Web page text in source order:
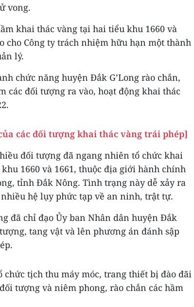
vong.
khai thác vàng tại hai tiểu khu 1660 và
cho Công ty trách nhiệm hữu hạn một thành
lý.
chức năng huyện Đắk G’Long rào chắn,
các đối tượng ra vào, hoạt động khai thác
các đối tượng khai thác vàng trái phép]
đối tượng đã ngang nhiên tổ chức khai
1660 và 1661, thuộc địa giới hành chính
tỉnh Đắk Nông. Tình trạng này dễ xảy ra
hệ lụy phức tạp về an ninh, trật tự.
đã chỉ đạo Ủy ban Nhân dân huyện Đắk
tang vật và lên phương án đánh sập
chức tịch thu máy móc, trang thiết bị đào đãi
tượng và niêm phong, rào chắn các hầm